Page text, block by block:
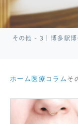
その他 - 3｜博多駅博
ホーム 医療コラム そ